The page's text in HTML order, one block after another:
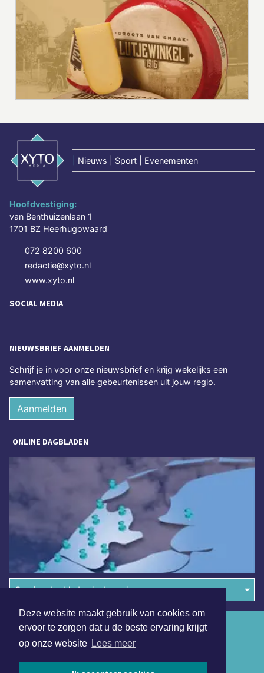
Deze website maakt gebruik van cookies om
ervoor te zorgen dat u de beste ervaring krijgt
op onze website Lees meer
Nieuws | Sport | Evenementen
Hoofdvestiging:
van Benthuizenlaan 1
1701 BZ Heerhugowaard
072 8200 600
redactie@xyto.nl
www.xyto.nl
SOCIAL MEDIA
NIEUWSBRIEF AANMELDEN
Schrijf je in voor onze nieuwsbrief en krijg wekelijks een
samenvatting van alle gebeurtenissen uit jouw regio.
Aanmelden
ONLINE DAGBLADEN
Overige dagbladen in de regio
Algemene voorwaarden
Disclaimer